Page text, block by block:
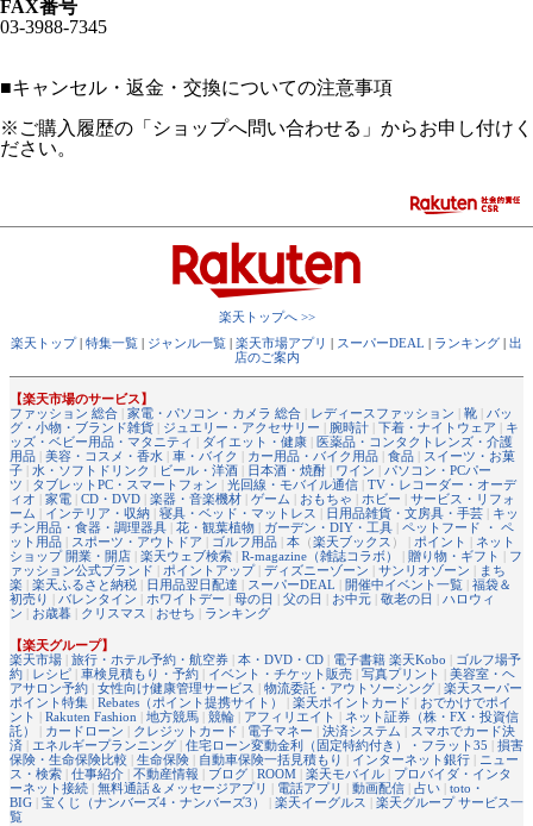
FAX番号
03-3988-7345
■キャンセル・返金・交換についての注意事項
※ご購入履歴の「ショップへ問い合わせる」からお申し付けく
ださい。
楽天トップへ >>
楽天トップ
特集一覧 ジャンル一覧 楽天市場アプリ スーパーDEAL ランキング
出
店のご案内
【楽天市場のサービス】
ファッション 総合
家電・パソコン・カメラ 総合 レディースファッション 靴
バッ
グ・小物・ブランド雑貨
ジュエリー・アクセサリー 腕時計 下着・ナイトウェア
キ
ッズ・ベビー用品・マタニティ
ダイエット・健康
医薬品・コンタクトレンズ・介護
用品
美容・コスメ・香水 車・バイク カー用品・バイク用品 食品
スイーツ・お菓
子
水・ソフトドリンク ビール・洋酒 日本酒・焼酎 ワイン
パソコン・PCパー
ツ
タブレットPC・スマートフォン 光回線・モバイル通信
TV・レコーダー・オーデ
ィオ
家電 CD・DVD 楽器・音楽機材 ゲーム おもちゃ ホビー
サービス・リフォ
ーム
インテリア・収納 寝具・ベッド・マットレス 日用品雑貨・文房具・手芸
キッ
チン用品・食器・調理器具
花・観葉植物 ガーデン・DIY・工具
ペットフード ・ ペ
ット用品
スポーツ・アウトドア ゴルフ用品 本 （楽天ブックス ） | ポイント
ネット
ショップ 開業・開店
楽天ウェブ検索 R-magazine（雑誌コラボ） 贈り物・ギフト
フ
ァッション公式ブランド
ポイントアップ ディズニーゾーン サンリオゾーン
まち
楽
楽天ふるさと納税 日用品翌日配達 スーパーDEAL 開催中イベント一覧
福袋＆
初売り
バレンタイン ホワイトデー 母の日 父の日 お中元 敬老の日
ハロウィ
ン
お歳暮 クリスマス おせち ランキング
【楽天グループ】
楽天市場
旅行・ホテル予約・航空券 本・DVD・CD 電子書籍 楽天Kobo
ゴルフ場予
約
レシピ 車検見積もり・予約 イベント・チケット販売 写真プリント
美容室・ヘ
アサロン予約
女性向け健康管理サービス 物流委託・アウトソーシング
楽天スーパー
ポイント特集
Rebates（ポイント提携サイト） 楽天ポイントカード
おでかけでポイ
ント
Rakuten Fashion 地方競馬 競輪 アフィリエイト
ネット証券（株・FX・投資信
託）
カードローン クレジットカード 電子マネー 決済システム
スマホでカード決
済
エネルギープランニング 住宅ローン変動金利（固定特約付き）・フラット35
損害
保険・生命保険比較
生命保険 自動車保険一括見積もり インターネット銀行
ニュー
ス・検索
仕事紹介 不動産情報 ブログ ROOM 楽天モバイル
プロバイダ・インタ
ーネット接続
無料通話＆メッセージアプリ 電話アプリ 動画配信 占い
toto・
BIG
宝くじ（ナンバーズ4・ナンバーズ3） 楽天イーグルス
楽天グループ サービス一
覧